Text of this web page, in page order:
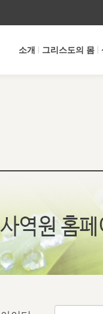
소개 그리스도의 몸